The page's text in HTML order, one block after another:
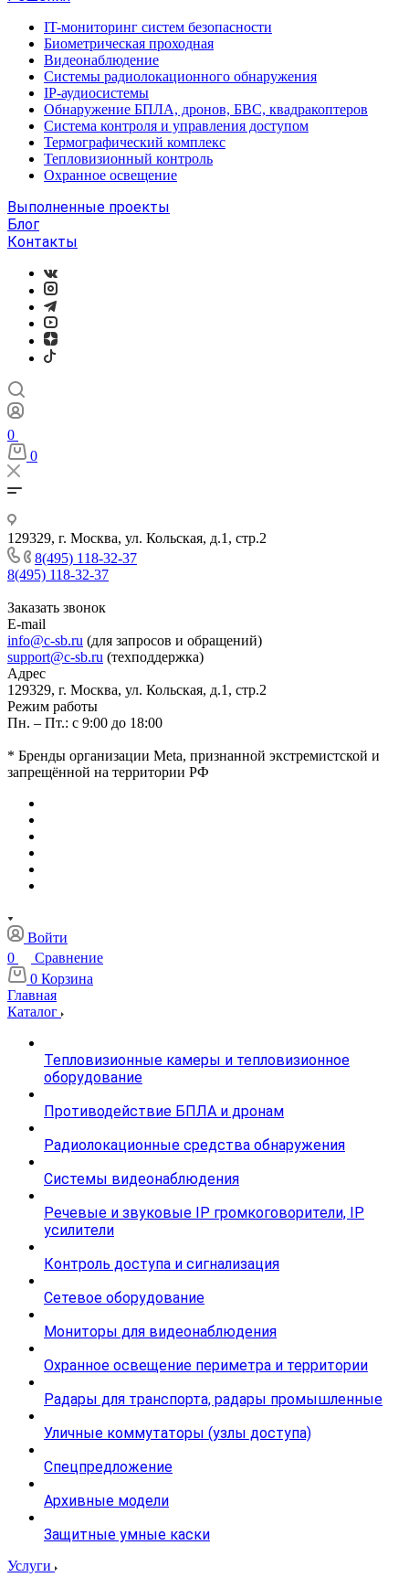
IT-мониторинг систем безопасности
Биометрическая проходная
Видеонаблюдение
Системы радиолокационного обнаружения
IP-аудиосистемы
Обнаружение БПЛА, дронов, БВС, квадракоптеров
Система контроля и управления доступом
Термографический комплекс
Тепловизионный контроль
Охранное освещение
Выполненные проекты
Блог
Контакты
0
0
129329, г. Москва, ул. Кольская, д.1, стр.2
8(495) 118-32-37
8(495) 118-32-37
Заказать звонок
E-mail
info@c-sb.ru (для запросов и обращений)
support@c-sb.ru (техподдержка)
Адрес
129329, г. Москва, ул. Кольская, д.1, стр.2
Режим работы
Пн. – Пт.: с 9:00 до 18:00
* Бренды организации Meta, признанной экстремистской и
запрещённой на территории РФ
Войти
0
Сравнение
0 Корзина
Главная
Каталог
Тепловизионные камеры и тепловизионное
оборудование
Противодействие БПЛА и дронам
Радиолокационные средства обнаружения
Системы видеонаблюдения
Речевые и звуковые IP громкоговорители, IP
усилители
Контроль доступа и сигнализация
Сетевое оборудование
Мониторы для видеонаблюдения
Охранное освещение периметра и территории
Радары для транспорта, радары промышленные
Уличные коммутаторы (узлы доступа)
Спецпредложение
Архивные модели
Защитные умные каски
Услуги